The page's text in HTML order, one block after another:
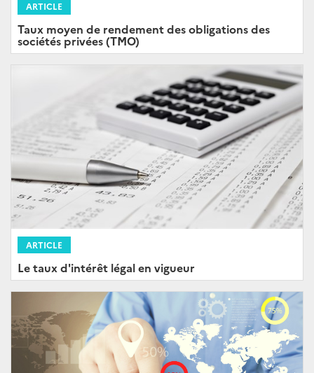
ARTICLE
Taux moyen de rendement des obligations des
sociétés privées (TMO)
ARTICLE
Le taux d'intérêt légal en vigueur